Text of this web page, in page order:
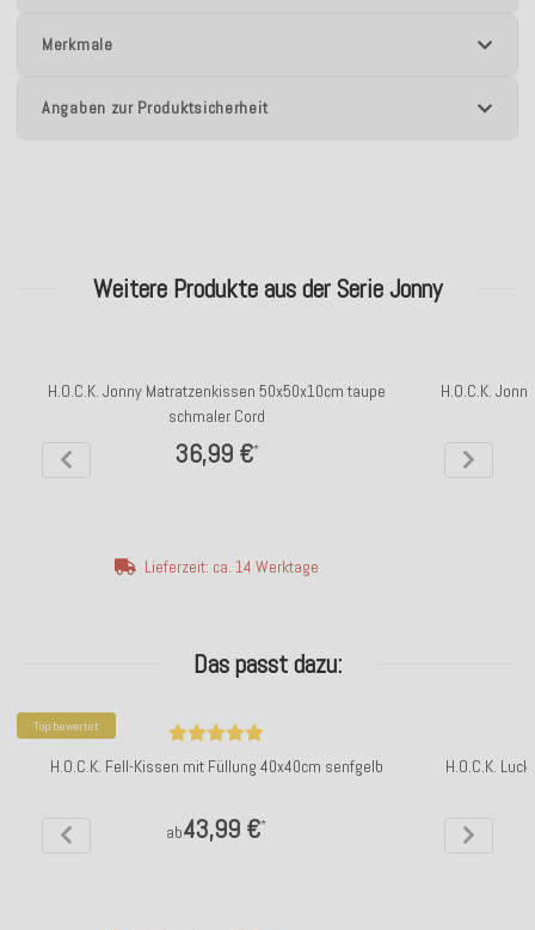
Merkmale
Angaben zur Produktsicherheit
Weitere Produkte aus der Serie Jonny
H.O.C.K. Jonny Matratzenkissen 50x50x10cm taupe
schmaler Cord
36,99 €*
Lieferzeit: ca. 14 Werktage
H.O.C.K.
Das passt dazu:
Top bewertet
H.O.C.K. Fell-Kissen mit Füllung 40x40cm senfgelb
ab43,99 €*
H.O.C.K.